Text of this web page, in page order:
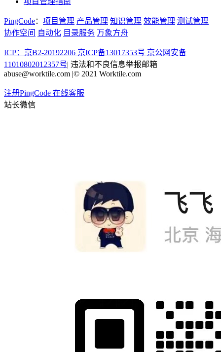
PingCode： 项目管理 产品管理 知识管理 效能管理 测试管理
协作空间 自动化 目录服务 万象方舟
ICP：京B2-20192206 京ICP备13017353号 京公网安备
11010802012357号| 违法和不良信息举报邮箱
abuse@worktile.com |© 2021 Worktile.com
注册PingCode 在线客服
站长微信